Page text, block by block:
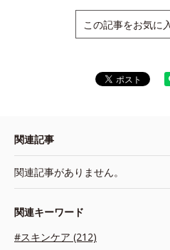
この記事をお気に
関連記事
関連記事がありません。
関連キーワード
#スキンケア (212)